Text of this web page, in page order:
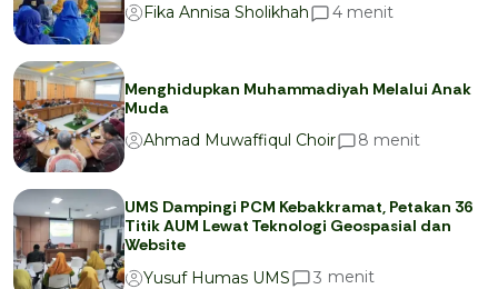
Fika Annisa Sholikhah
4 menit
Menghidupkan Muhammadiyah Melalui Anak
Muda
Ahmad Muwaffiqul Choir
8 menit
UMS Dampingi PCM Kebakkramat, Petakan 36
Titik AUM Lewat Teknologi Geospasial dan
Website
Yusuf Humas UMS
3 menit